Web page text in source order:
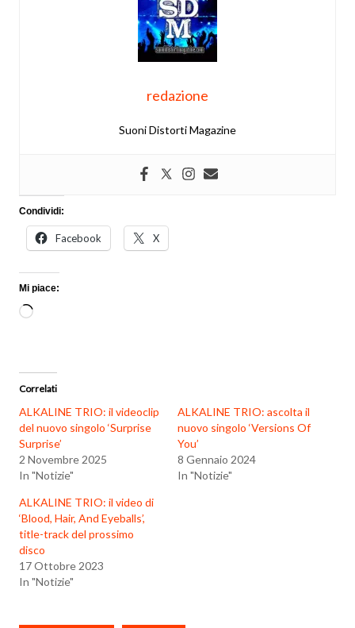
redazione
Suoni Distorti Magazine
Condividi:
Facebook X
Mi piace:
Caricamento
Correlati
ALKALINE TRIO: il videoclip
del nuovo singolo ‘Surprise
Surprise’
2 Novembre 2025
In "Notizie"
ALKALINE TRIO: ascolta il
nuovo singolo ‘Versions Of
You’
8 Gennaio 2024
In "Notizie"
ALKALINE TRIO: il video di
‘Blood, Hair, And Eyeballs’,
title-track del prossimo
disco
17 Ottobre 2023
In "Notizie"